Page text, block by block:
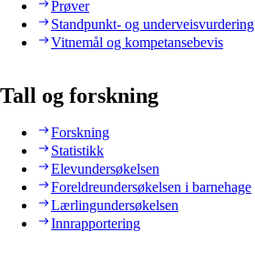
Prøver
Standpunkt- og underveisvurdering
Vitnemål og kompetansebevis
Tall og forskning
Forskning
Statistikk
Elevundersøkelsen
Foreldreundersøkelsen i barnehage
Lærlingundersøkelsen
Innrapportering